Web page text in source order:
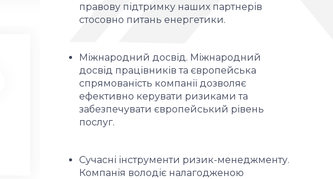
правову підтримку наших партнерів
стосовно питань енергетики.
Міжнародний досвід. Міжнародний
досвід працівників та європейська
спрямованість компанії дозволяє
ефективно керувати ризиками та
забезпечувати європейський рівень
послуг.
Сучасні інструменти ризик-менеджменту.
Компанія володіє налагодженою